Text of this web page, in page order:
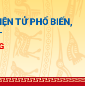
TỬ PHỔ BIẾN,